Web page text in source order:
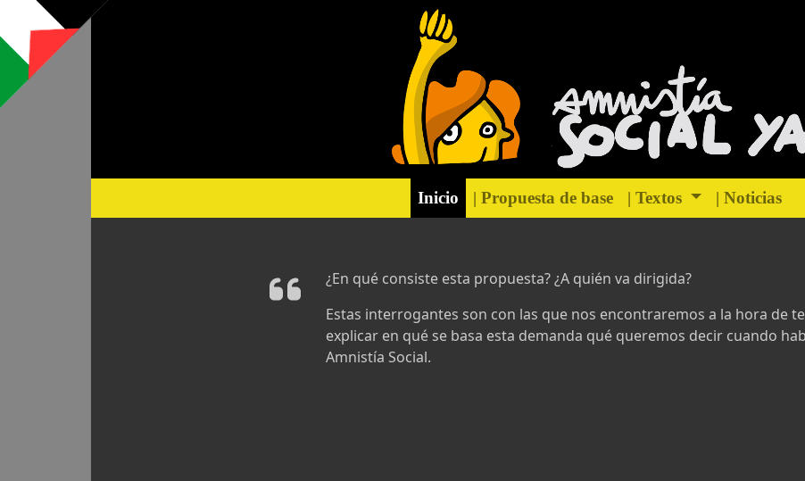
Inicio | Propuesta de base | Textos | Noticias
¿En qué consiste esta propuesta? ¿A quién va dirigida?
Estas interrogantes son con las que nos encontraremos a la hora de
explicar en qué se basa esta demanda qué queremos decir cuando
Amnistía Social.